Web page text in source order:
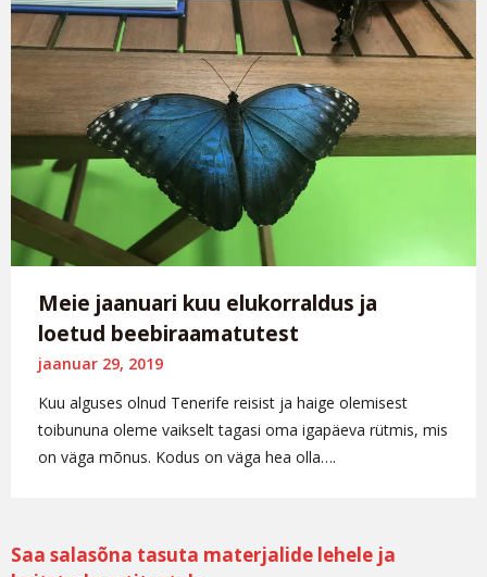
Meie jaanuari kuu elukorraldus ja
loetud beebiraamatutest
jaanuar 29, 2019
Kuu alguses olnud Tenerife reisist ja haige olemisest
toibununa oleme vaikselt tagasi oma igapäeva rütmis, mis
on väga mõnus. Kodus on väga hea olla….
Saa salasõna tasuta materjalide lehele ja